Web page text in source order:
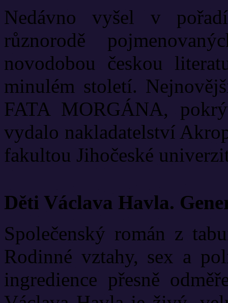
Nedávno vyšel v
různorodě
novodobou českou
minulém století.
FATA MORGÁNA,
vydalo nakladatelství
fakultou Jihočeské
Děti Václava Havla.
Společenský román z
Rodinné vztahy, sex a
ingredience přesně